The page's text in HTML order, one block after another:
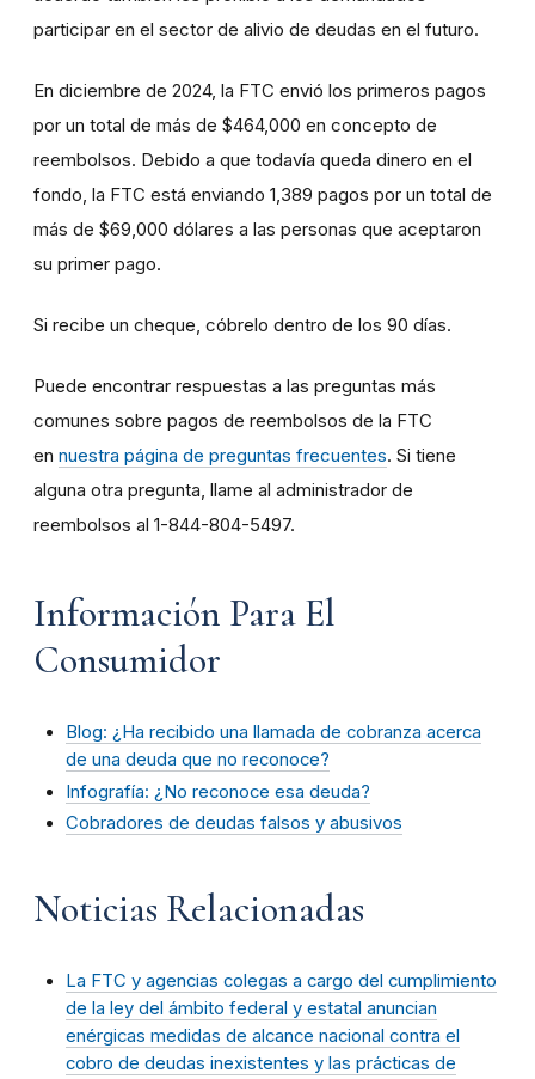
participar en el sector de alivio de deudas en el futuro.
En diciembre de 2024, la FTC envió los primeros pagos
por un total de más de $464,000 en concepto de
reembolsos. Debido a que todavía queda dinero en el
fondo, la FTC está enviando 1,389 pagos por un total de
más de $69,000 dólares a las personas que aceptaron
su primer pago.
Si recibe un cheque, cóbrelo dentro de los 90 días.
Puede encontrar respuestas a las preguntas más
comunes sobre pagos de reembolsos de la FTC
en nuestra página de preguntas frecuentes. Si tiene
alguna otra pregunta, llame al administrador de
reembolsos al 1-844-804-5497.
Información Para El
Consumidor
Blog: ¿Ha recibido una llamada de cobranza acerca
de una deuda que no reconoce?
Infografía: ¿No reconoce esa deuda?
Cobradores de deudas falsos y abusivos
Noticias Relacionadas
La FTC y agencias colegas a cargo del cumplimiento
de la ley del ámbito federal y estatal anuncian
enérgicas medidas de alcance nacional contra el
cobro de deudas inexistentes y las prácticas de